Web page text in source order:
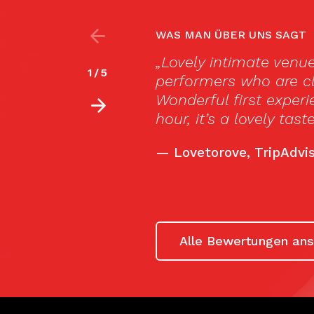
WAS MAN ÜBER UNS SAGT
and inspiring.
At just under an
One of the better
draws more tourists
top notch.
2 /5
Alle Bewertungen